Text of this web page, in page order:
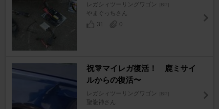
レガシィツーリングワゴン [BP]
やまぐっちさん
31
0
祝🎊マイレガ復活！ 鹿ミサイ
ルからの復活〜
レガシィツーリングワゴン [BP]
聖龍神さん